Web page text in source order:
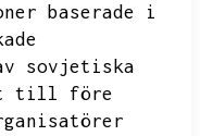
baserade i
sovjetiska
till före